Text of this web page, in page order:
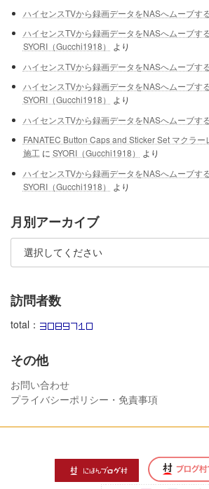
ハイセンスTVから録画データをNASへムーブす
ハイセンスTVから録画データをNASへムーブす
SYORI（Gucchi1918）
より
ハイセンスTVから録画データをNASへムーブす
ハイセンスTVから録画データをNASへムーブす
SYORI（Gucchi1918）
より
ハイセンスTVから録画データをNASへムーブす
FANATEC Button Caps and Sticker Set マクラー
施工 に SYORI（Gucchi1918）
より
ハイセンスTVから録画データをNASへムーブす
SYORI（Gucchi1918）
より
月別アーカイブ
訪問者数
total：
その他
お問い合わせ
プライバシーポリシー・免責事項